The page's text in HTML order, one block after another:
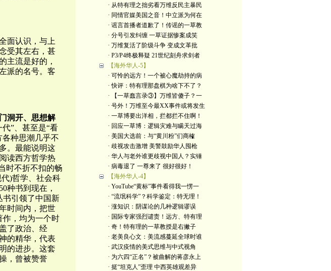
面认识，与上
受其左右，甚
主流是好的，
派的名号。客
洞开、思想解
”、甚至是“看
种思潮几乎不
。最能说明这
读西方哲学热
时不折不扣的畅
)哲学、社会科
种书到现在，
书引领了中国新
时间内，把世
作，均为一个时
了政治、经
的精华，代表
的进步。这套
，曾被赞誉
· 从特有理之拙劣看万维反民主暴民
· 同情官媒美国之音！中立派为何在
· 谣言首播者道歉了！传谣的一草教
· 分号引发纠缠 一草证据惨案成笑
· 万维复活了阶级斗争 变成文革批
· P3/P4终极释疑 21世纪刻舟求剑者
【海外华人-5】
· 可怜的远方！一个被心魔劫持的病
· 快评：特有理那盘棋为啥下不了？
· 【一草蠢言录③】万维皆傻子？一
· 号外！万维至今最XX事件或将发生
· 一草博要出洋相，拦都拦不住啊！
· 回应一草博：逻辑灾难与瞒天过海
· 美国大选前：与“黄川粉”们商榷
· 歧视攻击激增 美警鼓励华人囤枪
· 华人与老外谁更歧视中国人？实锤
· 病毒退了 一尊来了 很好很好！
【海外华人-4】
· YouTube“黄标”事件看得我一愣一
· “流氓科学”？科学鉴定：特无理！
· 涨知识：阴谋论的几种逻辑谬误
· 国际专家强烈谴责！远方、特有理
· 奇！特有理的一草教授是右撇子
· 老美良心文：美流感蔓延全球时谁
· 武汉疫情的美式思维与中式视角
· 为六四“正名”？被曲解的蒋彦永上
· 挺“坦克人”歪理 中西英雄观差异